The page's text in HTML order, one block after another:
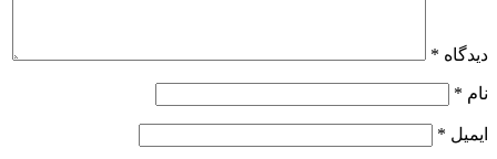
دیدگاه *
نام *
ایمیل *